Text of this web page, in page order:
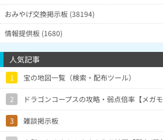
おみやげ交換掲示板 (38194)
情報提供板 (1680)
人気記事
1 宝の地図一覧（検索・配布ツール）
2 ドラゴンコープスの攻略・弱点倍率【メガモ
3 雑談掲示板